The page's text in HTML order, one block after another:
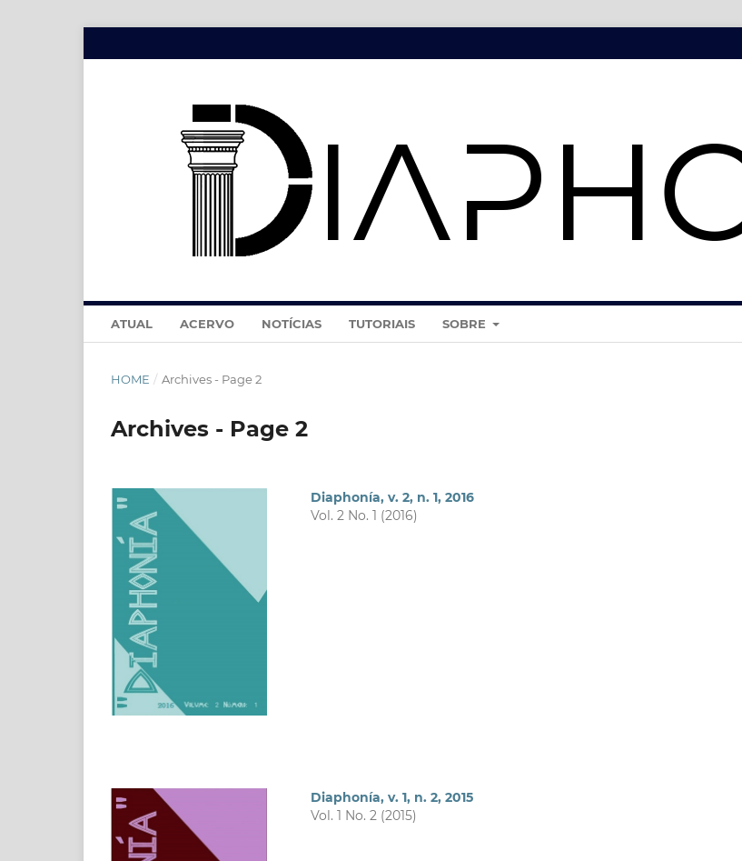
ATUAL ACERVO NOTÍCIAS TUTORIAIS SOBRE
HOME / Archives - Page 2
Archives - Page 2
Diaphonía, v. 2, n. 1, 2016
Vol. 2 No. 1 (2016)
Diaphonía, v. 1, n. 2, 2015
Vol. 1 No. 2 (2015)